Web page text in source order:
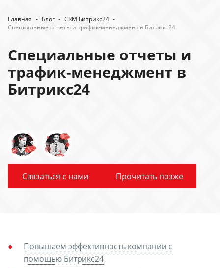
Главная - Блог - CRM Битрикс24 -
Специальные отчеты и трафик-менеджмент в Битрикс24
Специальные отчеты и
трафик-менеджмент в
Битрикс24
Связаться с нами Прочитать позже
Повышаем эффективность компании с
помощью Битрикс24